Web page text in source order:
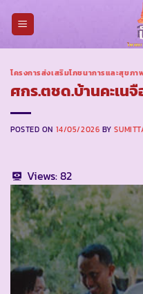
โครงการส่งเสริมโภชนาการและสุขภ
ศกร.ตชด.บ้านคะเนจื
POSTED ON 14/05/2026 BY
Views:82